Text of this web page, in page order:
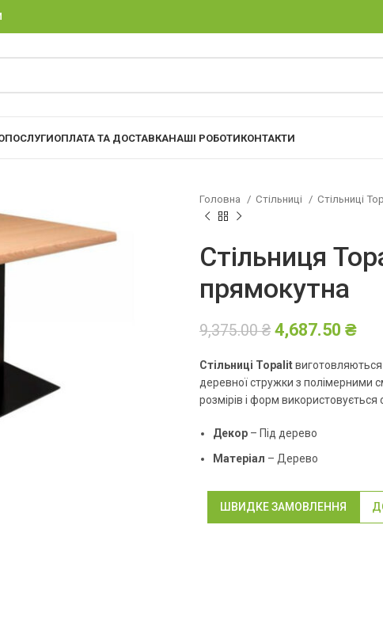
ПОСЛУГИОПЛАТА ТА ДОСТАВКАНАШІ РОБОТИКОНТАКТИ
Головна Стільниці Стільниці
Стільниця
прямокутна
9,375.00₴ 4,687.50 ₴
Стільниці Topalit
деревної стружки з полімерними
розмірів і форм
Декор – Під дерево
Матеріал – Дерево
ШВИДКЕ ЗАМОВЛЕННЯ